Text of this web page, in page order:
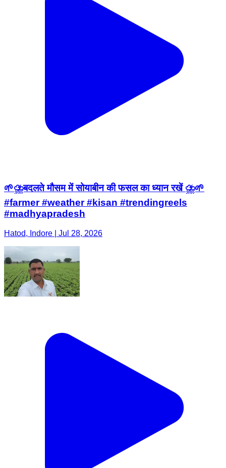
🌱⛈️बदलते मौसम में सोयाबीन की फसल का ध्यान रखें ⛈️🌱
#farmer #weather #kisan #trendingreels
#madhyapradesh
Hatod, Indore | Jul 28, 2026